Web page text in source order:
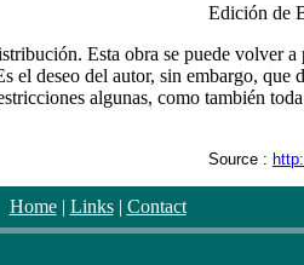
Edición de
Esta obra se puede volver
el deseo del autor, sin embargo,
algunas, como también
Source :
Home| Links| Contact